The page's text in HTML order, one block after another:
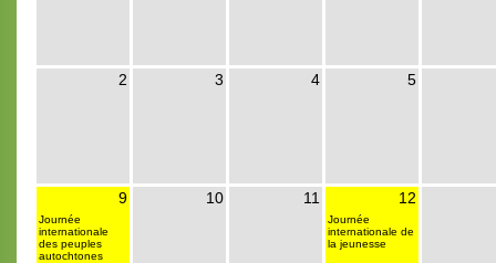
2 3 4 5
9
Journée
internationale
des peuples
autochtones
10 11 12
Journée
internationale de
la jeunesse